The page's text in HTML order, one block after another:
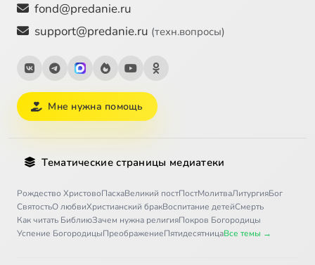
fond@predanie.ru
support@predanie.ru (техн.вопросы)
Мне нужна помощь
Тематические страницы медиатеки
Рождество ХристовоПасхаВеликий постПостМолитваЛитургияБог
СвятостьО любвиХристианский бракВоспитание детейСмерть
Как читать БиблиюЗачем нужна религияПокров Богородицы
Успение БогородицыПреображениеПятидесятницаВсе темы →